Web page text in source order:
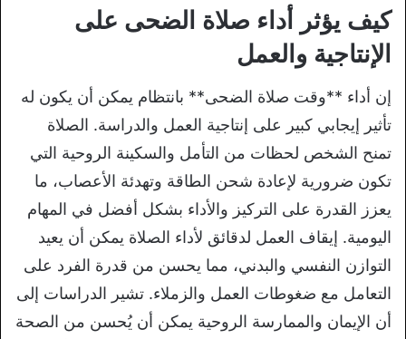
كيف يؤثر أداء صلاة الضحى على
الإنتاجية والعمل
إن أداء **وقت صلاة الضحى** بانتظام يمكن أن يكون له
تأثير إيجابي كبير على إنتاجية العمل والدراسة. الصلاة
تمنح الشخص لحظات من التأمل والسكينة الروحية التي
تكون ضرورية لإعادة شحن الطاقة وتهدئة الأعصاب، ما
يعزز القدرة على التركيز والأداء بشكل أفضل في المهام
اليومية. إيقاف العمل لدقائق لأداء الصلاة يمكن أن يعيد
التوازن النفسي والبدني، مما يحسن من قدرة الفرد على
التعامل مع ضغوطات العمل والزملاء. تشير الدراسات إلى
أن الإيمان والممارسة الروحية يمكن أن يُحسن من الصحة